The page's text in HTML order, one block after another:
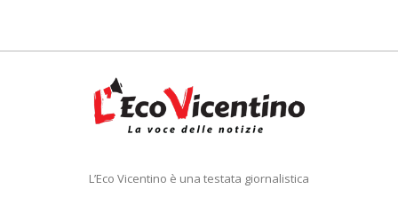
L’Eco Vicentino è una testata giornalistica